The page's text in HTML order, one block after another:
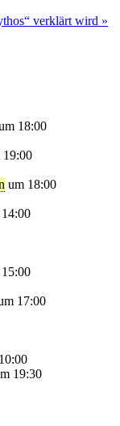
verklärt wird »
18:00
19:00
um 18:00
17:00
19:30